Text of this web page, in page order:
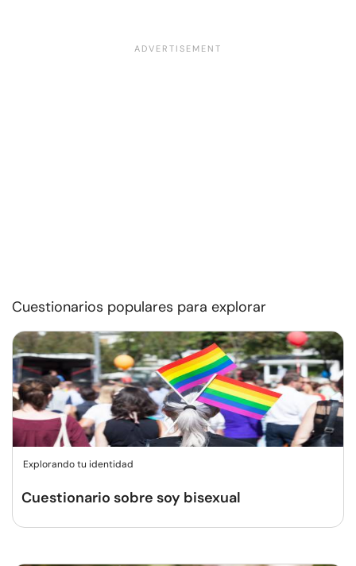
Cuestionarios populares para explorar
Explorando tu identidad
Cuestionario sobre soy bisexual